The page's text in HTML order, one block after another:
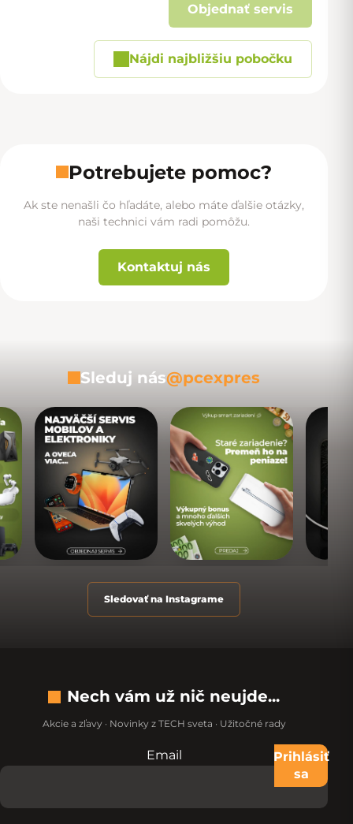
Objednať servis
Nájdi najbližšiu pobočku
Potrebujete pomoc?
Ak ste nenašli čo hľadáte, alebo máte ďalšie otázky,
naši technici vám radi pomôžu.
Kontaktuj nás
Sleduj nás@pcexpres
Sledovať na Instagrame
Nech vám už nič neujde...
Akcie a zľavy · Novinky z TECH sveta · Užitočné rady
Nevypĺňajte toto pole:
Email
Prihlásiť
sa